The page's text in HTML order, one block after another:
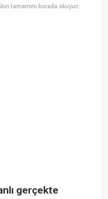
tamamını burada okuyun:
gerçekte